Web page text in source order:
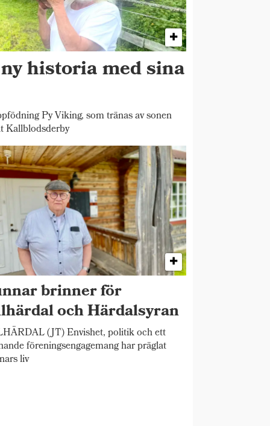
historia med sina
Py Viking, som tränas av sonen
Kallblodsderby
brinner för
och Härdalsyran
(JT) Envishet, politik och ett
föreningsengagemang har präglat
liv